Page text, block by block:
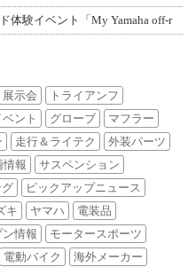
体験イベント「My Yamaha off-r
展示会
トライアンフ
ント グローブ
マフラー
走行＆ライテク
外装パーツ
情報
サスペンション
ピックアップニュース
キ ヤマハ
電装品
ン情報
モータースポーツ
電動バイク 海外メーカー